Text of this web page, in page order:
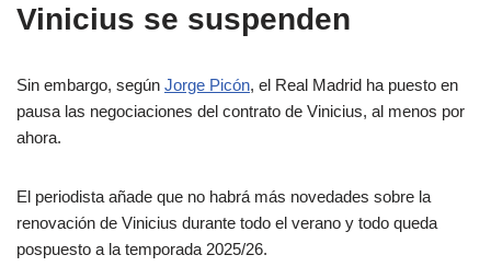
Vinicius se suspenden
Sin embargo, según Jorge Picón, el Real Madrid ha puesto en
pausa las negociaciones del contrato de Vinicius, al menos por
ahora.
El periodista añade que no habrá más novedades sobre la
renovación de Vinicius durante todo el verano y todo queda
pospuesto a la temporada 2025/26.